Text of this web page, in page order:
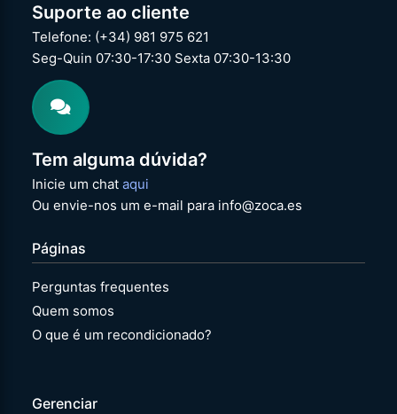
Suporte ao cliente
Telefone: (+34) 981 975 621
Seg-Quin 07:30-17:30 Sexta 07:30-13:30
Tem alguma dúvida?
Inicie um chataqui
Ou envie-nos um e-mail para info@zoca.es
Páginas
Perguntas frequentes
Quem somos
O que é um recondicionado?
Gerenciar